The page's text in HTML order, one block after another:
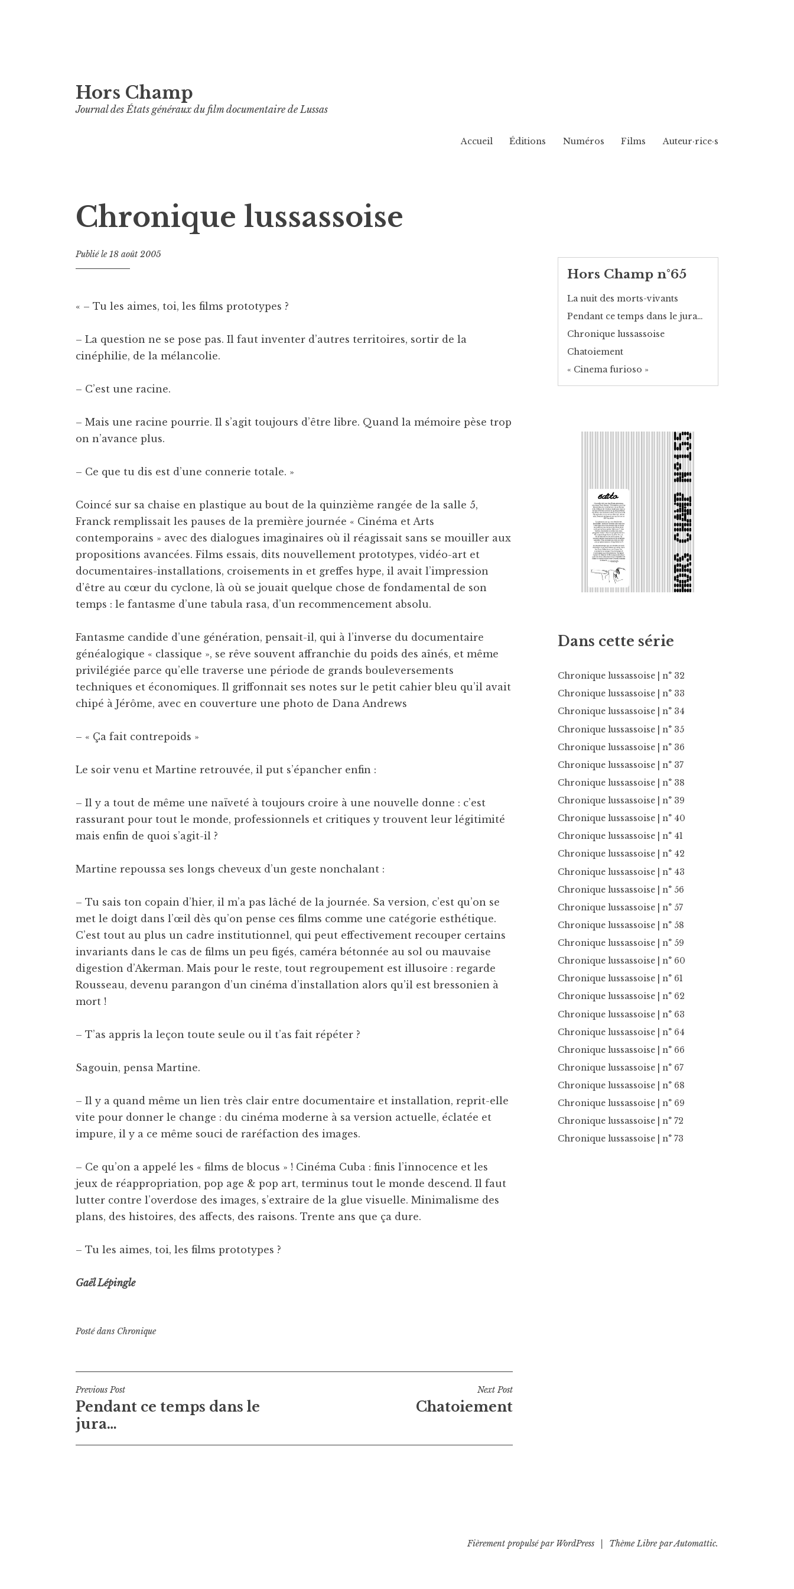
au
contenu
Hors Champ
Journal des États généraux du film documentaire de Lussas
Accueil Éditions Numéros Films Auteur·rice·s
Chronique lussassoise
Publié le18 août 2005
« – Tu les aimes, toi, les films prototypes ?
– La question ne se pose pas. Il faut inventer d’autres territoires, sortir de la
cinéphilie, de la mélancolie.
– C’est une racine.
– Mais une racine pourrie. Il s’agit toujours d’être libre. Quand la mémoire pèse trop
on n’avance plus.
– Ce que tu dis est d’une connerie totale. »
Coincé sur sa chaise en plastique au bout de la quinzième rangée de la salle 5,
Franck remplissait les pauses de la première journée « Cinéma et Arts
contemporains » avec des dialogues imaginaires où il réagissait sans se mouiller aux
propositions avancées. Films essais, dits nouvellement prototypes, vidéo-art et
documentaires-installations, croisements in et greffes hype, il avait l’impression
d’être au cœur du cyclone, là où se jouait quelque chose de fondamental de son
temps : le fantasme d’une tabula rasa, d’un recommencement absolu.
Fantasme candide d’une génération, pensait-il, qui à l’inverse du documentaire
généalogique « classique », se rêve souvent affranchie du poids des aînés, et même
privilégiée parce qu’elle traverse une période de grands bouleversements
techniques et économiques. Il griffonnait ses notes sur le petit cahier bleu qu’il avait
chipé à Jérôme, avec en couverture une photo de Dana Andrews
– « Ça fait contrepoids »
Le soir venu et Martine retrouvée, il put s’épancher enfin :
– Il y a tout de même une naïveté à toujours croire à une nouvelle donne : c’est
rassurant pour tout le monde, professionnels et critiques y trouvent leur légitimité
mais enfin de quoi s’agit-il ?
Martine repoussa ses longs cheveux d’un geste nonchalant :
– Tu sais ton copain d’hier, il m’a pas lâché de la journée. Sa version, c’est qu’on se
met le doigt dans l’œil dès qu’on pense ces films comme une catégorie esthétique.
C’est tout au plus un cadre institutionnel, qui peut effectivement recouper certains
invariants dans le cas de films un peu figés, caméra bétonnée au sol ou mauvaise
digestion d’Akerman. Mais pour le reste, tout regroupement est illusoire : regarde
Rousseau, devenu parangon d’un cinéma d’installation alors qu’il est bressonien à
mort !
– T’as appris la leçon toute seule ou il t’as fait répéter ?
Sagouin, pensa Martine.
– Il y a quand même un lien très clair entre documentaire et installation, reprit-elle
vite pour donner le change : du cinéma moderne à sa version actuelle, éclatée et
impure, il y a ce même souci de raréfaction des images.
– Ce qu’on a appelé les « films de blocus » ! Cinéma Cuba : finis l’innocence et les
jeux de réappropriation, pop age & pop art, terminus tout le monde descend. Il faut
lutter contre l’overdose des images, s’extraire de la glue visuelle. Minimalisme des
plans, des histoires, des affects, des raisons. Trente ans que ça dure.
– Tu les aimes, toi, les films prototypes ?
Gaël Lépingle
Posté dans Chronique
Navigation
de
l’article
Previous Post
Pendant ce temps dans le
jura…
Next Post
Chatoiement
Hors Champ n°65
La nuit des morts-vivants
Pendant ce temps dans le jura…
Chronique lussassoise
Chatoiement
« Cinema furioso »
Dans cette série
Chronique lussassoise | n° 32
Chronique lussassoise | n° 33
Chronique lussassoise | n° 34
Chronique lussassoise | n° 35
Chronique lussassoise | n° 36
Chronique lussassoise | n° 37
Chronique lussassoise | n° 38
Chronique lussassoise | n° 39
Chronique lussassoise | n° 40
Chronique lussassoise | n° 41
Chronique lussassoise | n° 42
Chronique lussassoise | n° 43
Chronique lussassoise | n° 56
Chronique lussassoise | n° 57
Chronique lussassoise | n° 58
Chronique lussassoise | n° 59
Chronique lussassoise | n° 60
Chronique lussassoise | n° 61
Chronique lussassoise | n° 62
Chronique lussassoise | n° 63
Chronique lussassoise | n° 64
Chronique lussassoise | n° 66
Chronique lussassoise | n° 67
Chronique lussassoise | n° 68
Chronique lussassoise | n° 69
Chronique lussassoise | n° 72
Chronique lussassoise | n° 73
Fièrement propulsé par WordPress Thème Libre parAutomattic.